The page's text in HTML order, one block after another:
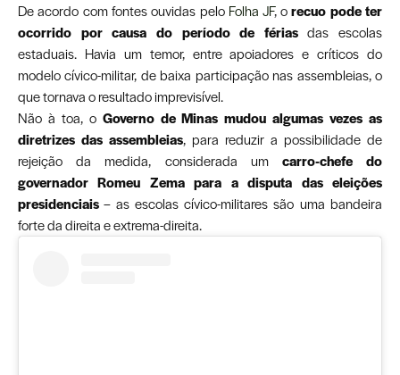
De acordo com fontes ouvidas peloFolha JF, orecuo pode ter
ocorrido por causa do período de fériasdas escolas
estaduais. Havia um temor, entre apoiadores e críticos do
modelo cívico-militar, de baixa participação nas assembleias, o
que tornava o resultado imprevisível.
Não à toa, o Governo de Minas mudou algumas vezes as
diretrizes das assembleias, para reduzir a possibilidade de
rejeição da medida, considerada um carro-chefe do
governador Romeu Zema para a disputa das eleições
presidenciais – as escolas cívico-militares são uma bandeira
forte da direita e extrema-direita.